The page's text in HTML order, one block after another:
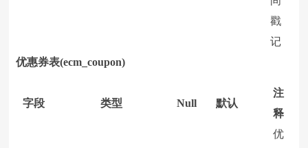
戳
记
优惠券表(ecm_coupon)
字段 类型 Null 默认
注
释
优